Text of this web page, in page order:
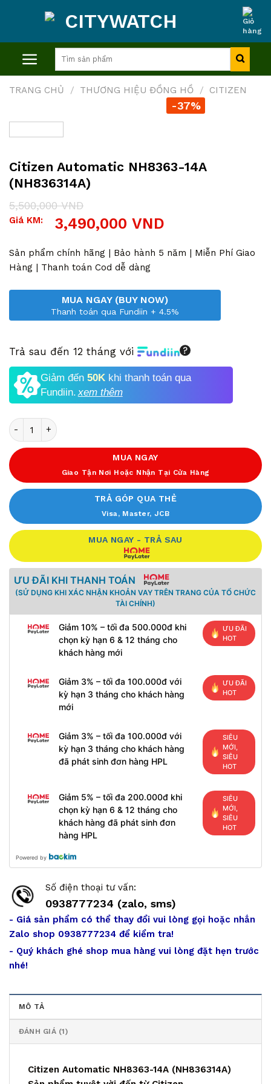
kiếm:
TRANG CHỦ / THƯƠNG HIỆU ĐỒNG HỒ / CITIZEN
-37%
Citizen Automatic NH8363-14A
(NH836314A)
5,500,000VND
Giá
5,500,000 VND.
3,490,000 VND
Giá
là:
3,490,000 VND.
Giá KM:
Sản phẩm chính hãng | Bảo hành 5 năm | Miễn Phí Giao
Hàng | Thanh toán Cod dễ dàng
MUA NGAY (BUY NOW)
Thanh toán qua Fundiin + 4.5%
Trả sau đến 12 tháng với
Giảm đến 50K khi thanh toán qua
Fundiin.xem thêm
Số lượng
MUA NGAY
Giao Tận Nơi Hoặc Nhận Tại Cửa Hàng
TRẢ GÓP QUA THẺ
Visa, Master, JCB
MUA NGAY - TRẢ SAU
ƯU ĐÃI KHI THANH TOÁN
(SỬ DỤNG KHI XÁC NHẬN KHOẢN VAY TRÊN TRANG CỦA TỔ CHỨC
TÀI CHÍNH)
Giảm 10% – tối đa 500.000đ khi
chọn kỳ hạn 6 & 12 tháng cho
khách hàng mới
ƯU ĐÃI
HOT
Giảm 3% – tối đa 100.000đ với
kỳ hạn 3 tháng cho khách hàng
mới
ƯU ĐÃI
HOT
Giảm 3% – tối đa 100.000đ với
kỳ hạn 3 tháng cho khách hàng
đã phát sinh đơn hàng HPL
SIÊU
MỚI,
SIÊU
HOT
Giảm 5% – tối đa 200.000đ khi
chọn kỳ hạn 6 & 12 tháng cho
khách hàng đã phát sinh đơn
hàng HPL
SIÊU
MỚI,
SIÊU
HOT
Powered by
Số điện thoại tư vấn:
0938777234 (zalo, sms)
- Giá sản phẩm có thể thay đổi vui lòng gọi hoặc nhắn
Zalo shop 0938777234 để kiểm tra!
- Quý khách ghé shop mua hàng vui lòng đặt hẹn trước
nhé!
MÔ TẢ
ĐÁNH GIÁ (1)
Citizen Automatic NH8363-14A (NH836314A)